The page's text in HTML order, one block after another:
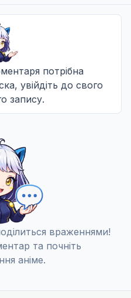
потрібна
увійдіть до свого
запису.
враженнями!
та почніть
аніме.